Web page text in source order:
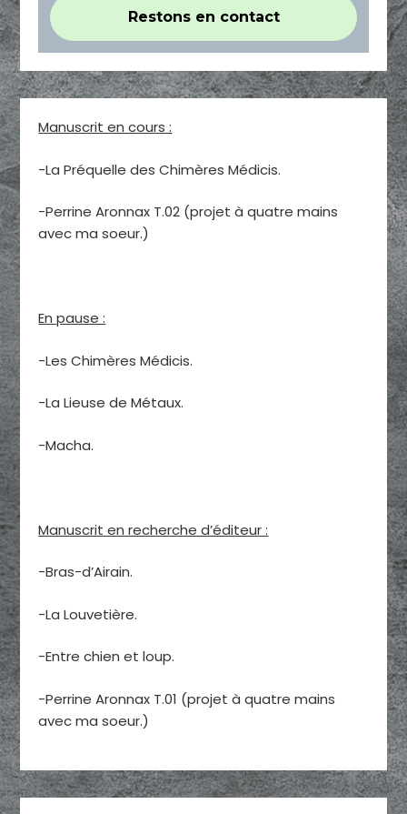
Manuscrit en cours :
-La Préquelle des Chimères Médicis.
-Perrine Aronnax T.02 (projet à quatre mains
avec ma soeur.)
En pause :
-Les Chimères Médicis.
-La Lieuse de Métaux.
-Macha.
Manuscrit en recherche d’éditeur :
-Bras-d’Airain.
-La Louvetière.
-Entre chien et loup.
-Perrine Aronnax T.01 (projet à quatre mains
avec ma soeur.)